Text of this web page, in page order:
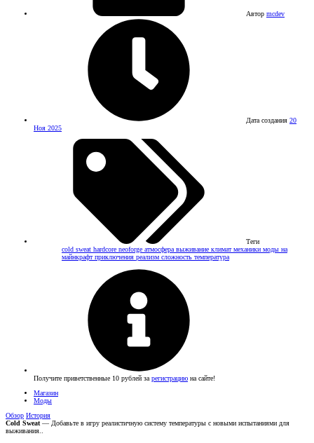
Автор mcdev
Дата создания 20
Ноя 2025
Теги
cold sweat hardcore neoforge атмосфера выживание климатмеханики моды на
майнкрафтприключения реализм сложность температура
Получите приветственные 10 рублей за регистрацию на сайте!
Магазин
Моды
Обзор История
Cold Sweat — Добавьте в игру реалистичную систему температуры с новыми испытаниями для
выживания..